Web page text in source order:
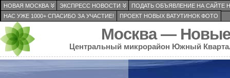
НОВАЯ МОСКВА ЭКСПРЕСС НОВОСТИ
ПОДАТЬ ОБЪЯВЛЕНИЕ НА САЙТЕ
НАС УЖЕ 1000+ СПАСИБО ЗА УЧАСТИЕ!
ПРОЕКТ НОВЫХ ВАТУТИНОК ФОТО
Москва — Новые
Центральный микрорайон Южный